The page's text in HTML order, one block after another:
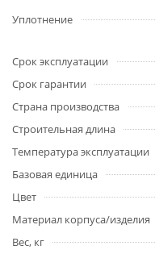
Уплотнение
Срок эксплуатации
Срок гарантии
Страна производства
Строительная длина
Температура эксплуатации
Базовая единица
Цвет
Материал корпуса/изделия
Вес, кг